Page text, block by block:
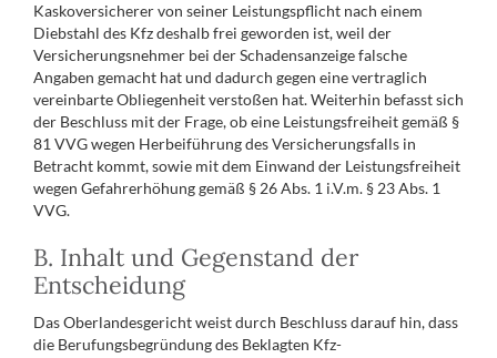
Kaskoversicherer von seiner Leistungspflicht nach einem
Diebstahl des Kfz deshalb frei geworden ist, weil der
Versicherungsnehmer bei der Schadensanzeige falsche
Angaben gemacht hat und dadurch gegen eine vertraglich
vereinbarte Obliegenheit verstoßen hat. Weiterhin befasst sich
der Beschluss mit der Frage, ob eine Leistungsfreiheit gemäß §
81 VVG wegen Herbeiführung des Versicherungsfalls in
Betracht kommt, sowie mit dem Einwand der Leistungsfreiheit
wegen Gefahrerhöhung gemäß § 26 Abs. 1 i.V.m. § 23 Abs. 1
VVG.
B. Inhalt und Gegenstand der
Entscheidung
Das Oberlandesgericht weist durch Beschluss darauf hin, dass
die Berufungsbegründung des Beklagten Kfz-